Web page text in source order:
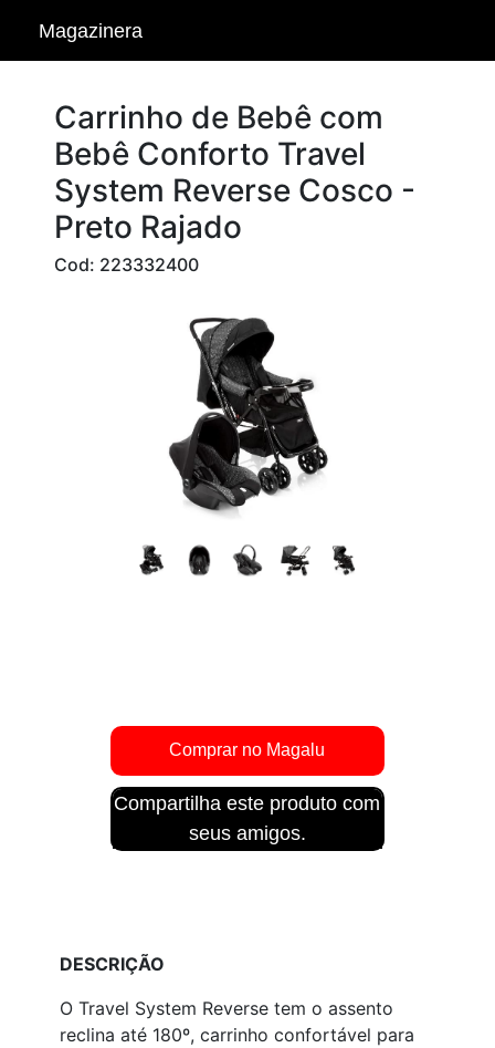
Magazinera
Carrinho de Bebê com
Bebê Conforto Travel
System Reverse Cosco -
Preto Rajado
Cod: 223332400
Compartilha este produto com
seus amigos.
DESCRIÇÃO
O Travel System Reverse tem o assento
reclina até 180º, carrinho confortável para